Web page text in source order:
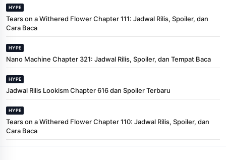
HYPE
Tears on a Withered Flower Chapter 111: Jadwal Rilis, Spoiler, dan
Cara Baca
HYPE
Nano Machine Chapter 321: Jadwal Rilis, Spoiler, dan Tempat Baca
HYPE
Jadwal Rilis Lookism Chapter 616 dan Spoiler Terbaru
HYPE
Tears on a Withered Flower Chapter 110: Jadwal Rilis, Spoiler, dan
Cara Baca